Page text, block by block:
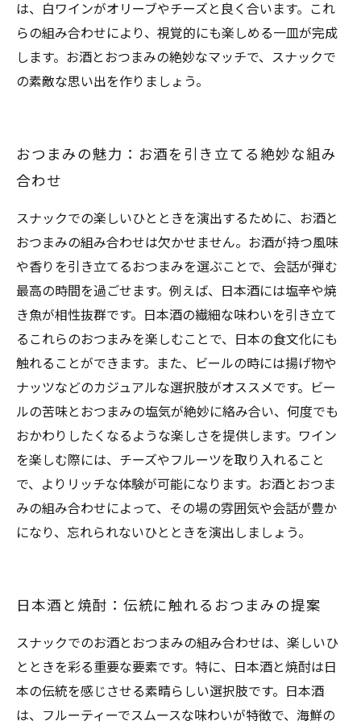
は、白ワインがオリーブやチーズと良く合います。これ
らの組み合わせにより、視覚的にも楽しめる一皿が完成
します。お酒とおつまみの絶妙なマッチで、スナックで
の素敵な思い出を作りましょう。
おつまみの魅力：お酒を引き立てる絶妙な組み
合わせ
スナックでの楽しいひとときを演出するために、お酒と
おつまみの組み合わせは欠かせません。お酒が持つ風味
や香りを引き立てるおつまみを選ぶことで、会話が弾む
最高の時間を過ごせます。例えば、日本酒には塩辛や焼
き魚が相性抜群です。日本酒の繊細な味わいを引き立て
るこれらのおつまみを楽しむことで、日本の食文化にも
触れることができます。また、ビールの時には揚げ物や
ナッツなどのカジュアルな選択肢がオススメです。ビー
ルの苦味とおつまみの塩気が絶妙に絡み合い、何度でも
おかわりしたくなるような楽しさを提供します。ワイン
を楽しむ際には、チーズやフルーツを取り入れること
で、よりリッチな体験が可能になります。お酒とおつま
みの組み合わせによって、その場の雰囲気や会話が豊か
になり、忘れられないひとときを演出しましょう。
日本酒と焼酎：伝統に触れるおつまみの提案
スナックでのお酒とおつまみの組み合わせは、楽しいひ
とときを彩る重要な要素です。特に、日本酒と焼酎は日
本の伝統を感じさせる素晴らしい選択肢です。日本酒
は、フルーティーでスムースな味わいが特徴で、海鮮の